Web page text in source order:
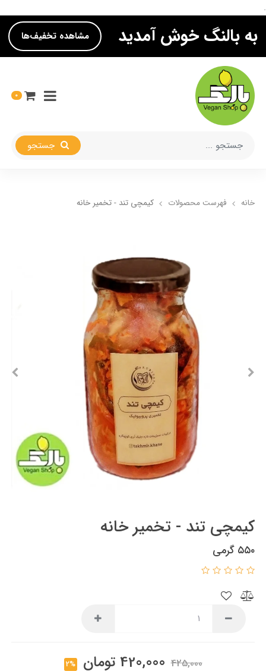
.
به بالنگ خوش آمدید مشاهده تخفیف‌ها
0
خانه فهرست محصولات کیمچی تند - تخمیر خانه
کیمچی تند - تخمیر خانه
۵۵۰ گرمی
425,000
420,000 تومان 2%